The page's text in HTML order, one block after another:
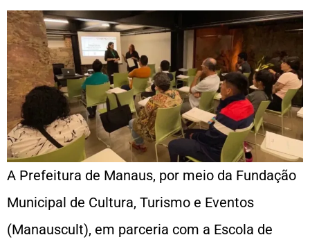
A Prefeitura de Manaus, por meio da Fundação
Municipal de Cultura, Turismo e Eventos
(Manauscult), em parceria com a Escola de